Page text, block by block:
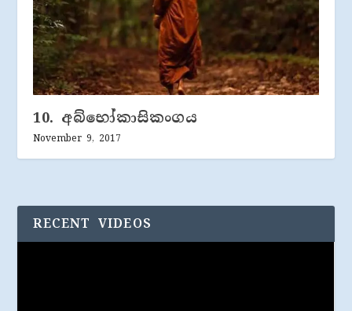
10. අබ්භෝකාසිකංගය
November 9, 2017
RECENT VIDEOS